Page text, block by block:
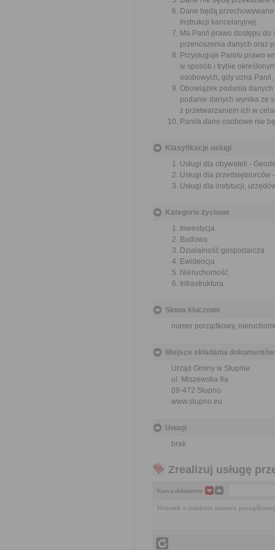
Dane będą
Instrukcji kancelaryjnej.
Ma Pan/i prawo dostępu
przenoszenia danych oraz
Przysługuje Pani/u prawo
w sposób i trybie
osobowych, gdy uzna Pan/
Obowiązek podania
podanie danych wynika ze
z przetwarzaniem ich w
Pani/a dane osobowe nie
Klasyfikacje usługi
Usługi dla obywateli -
Usługi dla
Usługi dla instytucji,
Kategorie życiowe
Inwestycja
Budowa
Działalność gospodarcza
Ewidencja
Nieruchomość
Infrastruktura
Słowa kluczowe
numer porządkowy,
Miejsce składania dokumentów
Urząd Gminy w Słupnie
ul. Miszewska 8a
09-472 Słupno
www.slupno.eu
Uwagi
brak
Zrealizuj usługę
Nazwa dokumentu
Wniosek o ustalenie numeru